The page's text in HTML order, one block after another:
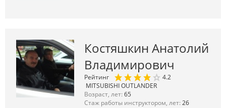
Костяшкин Анатолий
Владимирович
Рейтинг
4.2
MITSUBISHI OUTLANDER
Возраст, лет: 65
Стаж работы инструктором, лет: 26